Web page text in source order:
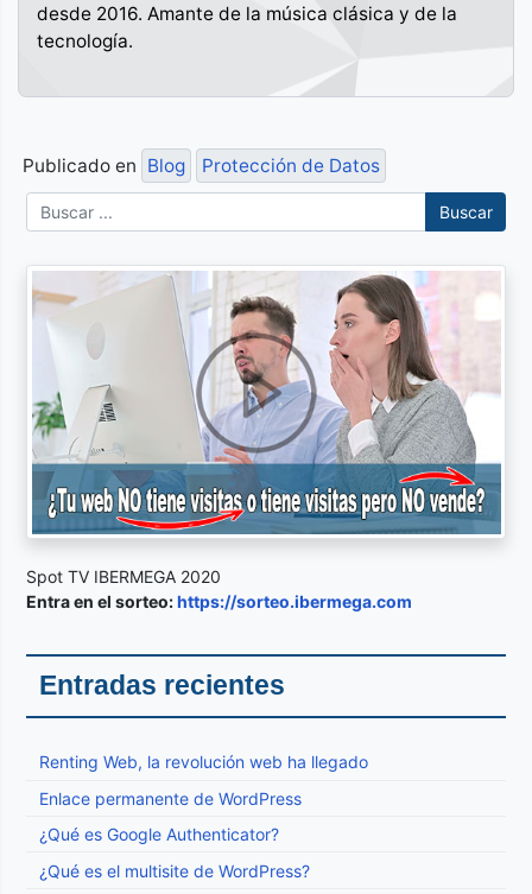
desde 2016. Amante de la música clásica y de la
tecnología.
Publicado en Blog Protección de Datos
Buscar
Spot TV IBERMEGA 2020
Entra en el sorteo:https://sorteo.ibermega.com
Entradas recientes
Renting Web, la revolución web ha llegado
Enlace permanente de WordPress
¿Qué es Google Authenticator?
¿Qué es el multisite de WordPress?